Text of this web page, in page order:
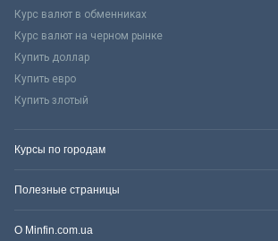
Курс валют в обменниках
Курс валют на черном рынке
Купить доллар
Купить евро
Купить злотый
Курсы по городам
Полезные страницы
О Minfin.com.ua